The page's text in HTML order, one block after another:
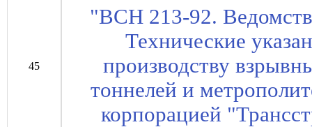
45
"ВСН 213-92.
Технические
производству
тоннелей и
корпорацией